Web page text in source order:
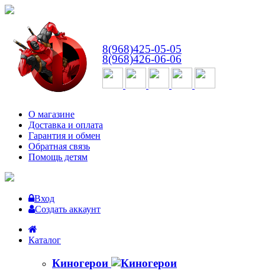
8(968)425-05-05
8(968)426-06-06
О магазине
Доставка и оплата
Гарантия и обмен
Обратная связь
Помощь детям
Вход
Создать аккаунт
Каталог
Киногерои